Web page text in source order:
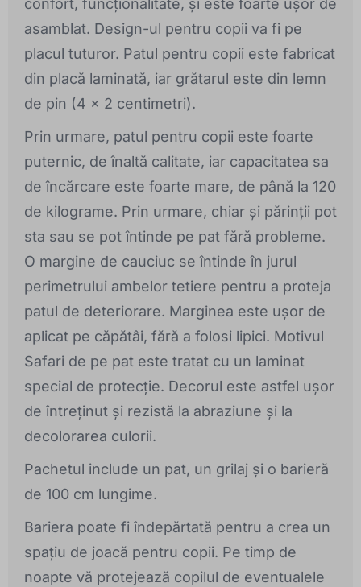
confort, funcționalitate, și este foarte ușor de
asamblat. Design-ul pentru copii va fi pe
placul tuturor. Patul pentru copii este fabricat
din placă laminată, iar grătarul este din lemn
de pin (4 x 2 centimetri).
Prin urmare, patul pentru copii este foarte
puternic, de înaltă calitate, iar capacitatea sa
de încărcare este foarte mare, de până la 120
de kilograme. Prin urmare, chiar și părinții pot
sta sau se pot întinde pe pat fără probleme.
O margine de cauciuc se întinde în jurul
perimetrului ambelor tetiere pentru a proteja
patul de deteriorare. Marginea este ușor de
aplicat pe căpătâi, fără a folosi lipici. Motivul
Safari de pe pat este tratat cu un laminat
special de protecție. Decorul este astfel ușor
de întreținut și rezistă la abraziune și la
decolorarea culorii.
Pachetul include un pat, un grilaj și o barieră
de 100 cm lungime.
Bariera poate fi îndepărtată pentru a crea un
spațiu de joacă pentru copii. Pe timp de
noapte vă protejează copilul de eventualele